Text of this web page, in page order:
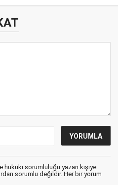
hukuki sorumluluğu yazan kişiye
sorumlu değildir. Her bir yorum